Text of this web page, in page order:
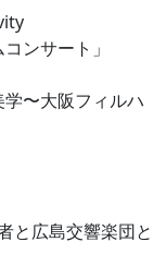
ンサート」
〜大阪フィルハ
と広島交響楽団と